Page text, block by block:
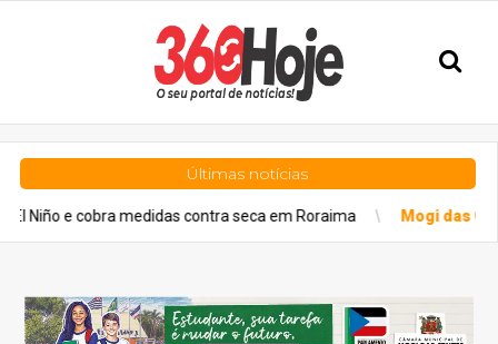
Últimas notícias
contra seca em Roraima Mogi das Cruzes Cocuera: